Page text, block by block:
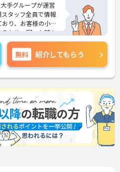
手グループが運営
タッフ全員で情報
り、お客様の小さ
ため、困った時も
っています。待遇
の努力や売上への
れるため、高いモ
きる環境です。さ
ルなどの規定がな
ら自分らしいスタ
症ケアの専門性を
り、手厚い研修体制
を目指すことも可
ュ休暇や定年後の再
を描ける福利厚生
無料 紹介してもらう